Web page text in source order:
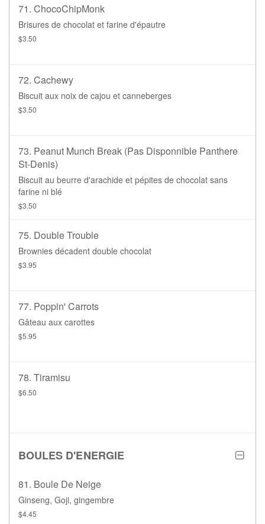
71. ChocoChipMonk
Brisures de chocolat et farine d'épautre
$3.50
72. Cachewy
Biscuit aux noix de cajou et canneberges
$3.50
73. Peanut Munch Break (pas Disponnible Panthere
St-Denis)
Biscuit au beurre d'arachide et pépites de chocolat sans
farine ni blé
$3.50
75. Double Trouble
Brownies décadent double chocolat
$3.95
77. Poppin' Carrots
Gâteau aux carottes
$5.95
78. Tiramisu
$6.50
BOULES D'ENERGIE
81. Boule De Neige
Ginseng, Goji, gingembre
$4.45